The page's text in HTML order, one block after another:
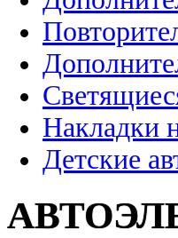
Накладки
Детские